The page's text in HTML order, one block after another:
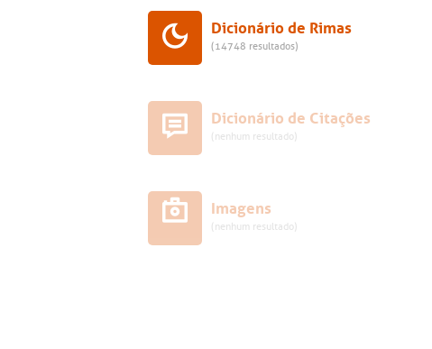
Dicionário de Rimas
(14748 resultados)
Dicionário de Citações
(nenhum resultado)
Imagens
(nenhum resultado)